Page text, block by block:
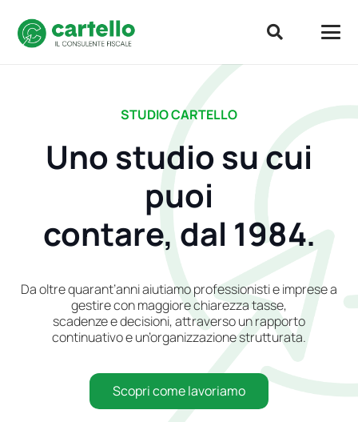
STUDIO CARTELLO
Uno studio su cui
puoi
contare, dal 1984.
Da oltre quarant’anni aiutiamo professionisti e imprese a
gestire con maggiore chiarezza tasse,
scadenze e decisioni, attraverso un rapporto
continuativo e un’organizzazione strutturata.
Scopri come lavoriamo